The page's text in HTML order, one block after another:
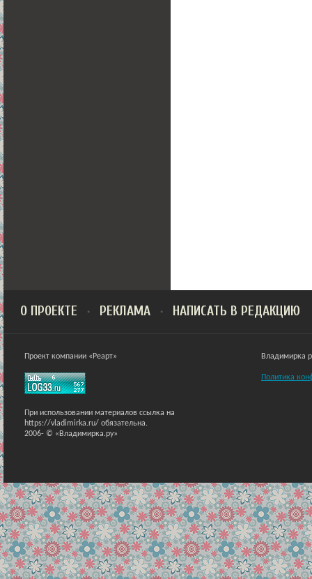
О ПРОЕКТЕ РЕКЛАМА НАПИСАТЬ В РЕДАКЦИЮ
Проект компании «Реарт»
При использовании материалов ссылка на
https://vladimirka.ru/ обязательна.
2006- © «Владимирка.ру»
Владимирка
Политика